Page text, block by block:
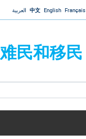
Jump to navigationالعربية 中文 English Français
难民和移民